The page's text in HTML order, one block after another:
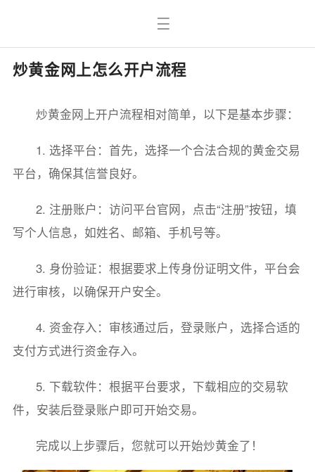
炒黄金网上怎么开户流程
炒黄金网上开户流程相对简单，以下是基本步骤：
1. 选择平台：首先，选择一个合法合规的黄金交易
平台，确保其信誉良好。
2. 注册账户：访问平台官网，点击“注册”按钮，填
写个人信息，如姓名、邮箱、手机号等。
3. 身份验证：根据要求上传身份证明文件，平台会
进行审核，以确保开户安全。
4. 资金存入：审核通过后，登录账户，选择合适的
支付方式进行资金存入。
5. 下载软件：根据平台要求，下载相应的交易软
件，安装后登录账户即可开始交易。
完成以上步骤后，您就可以开始炒黄金了！